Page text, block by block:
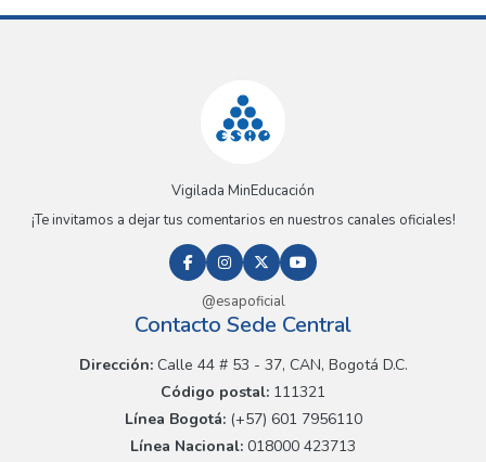
Vigilada MinEducación
¡Te invitamos a dejar tus comentarios en nuestros canales oficiales!
@esapoficial
Contacto Sede Central
Dirección:Calle 44 # 53 - 37, CAN, Bogotá D.C.
Código postal: 111321
Línea Bogotá:(+57) 601 7956110
Línea Nacional: 018000 423713